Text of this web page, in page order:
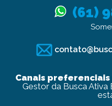
(61)
Canais preferenciais
Gestor da Busca Ativa